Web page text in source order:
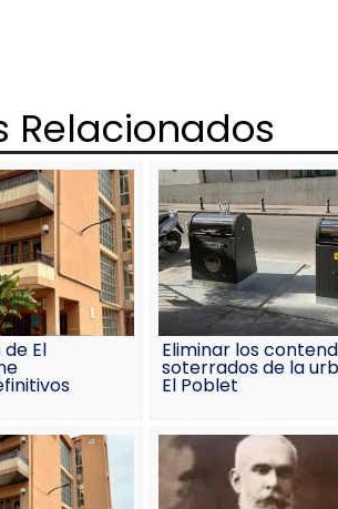
Relacionados
El Eliminar los
soterrados de la
El Poblet